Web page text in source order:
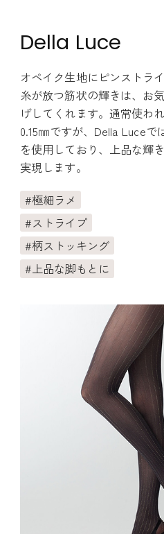
Della Luce
オペイク生地にピンストラ
糸が放つ筋状の輝きは、お
げしてくれます。通常使わ
0.15㎜ですが、Della Luceで
を使用しており、上品な輝
実現します。
極細ラメ
ストライプ
柄ストッキング
上品な脚もとに